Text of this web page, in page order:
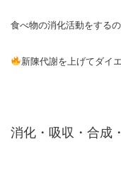
食べ物の消化活動をする
新陳代謝を上げてダイ
消化・吸収・合成